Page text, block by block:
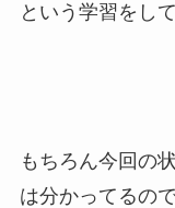
という学習をし
もちろん今回の
は分かってるの